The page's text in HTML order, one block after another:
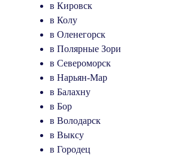
в Кировск
в Колу
в Оленегорск
в Полярные Зори
в Североморск
в Нарьян-Мар
в Балахну
в Бор
в Володарск
в Выксу
в Городец